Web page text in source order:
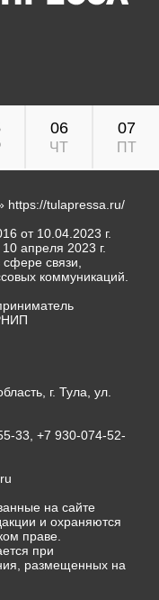
06
ЧТ
07
ПТ
https://tulapressa.ru/
от 10.04.2023 г.
апреля 2023 г.
связи,
коммуникаций.
г. Тула, ул.
33, +7 930-074-52-
на сайте
и охраняются
праве.
при
размещенных на